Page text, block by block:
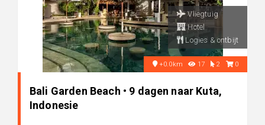
Vliegtuig
Hotel
Logies & ontbijt
+0.0km 17 2 0
Bali Garden Beach • 9 dagen naar Kuta,
Indonesie